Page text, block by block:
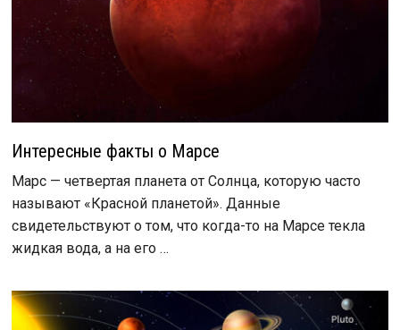
Интересные факты о Марсе
Марс — четвертая планета от Солнца, которую часто
называют «Красной планетой». Данные
свидетельствуют о том, что когда-то на Марсе текла
жидкая вода, а на его …